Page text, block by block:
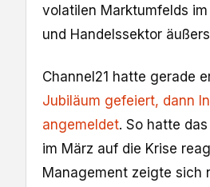
volatilen Marktumfelds
und Handelssektor
Channel21 hatte gerade
Jubiläum gefeiert, dann
angemeldet. So hatte das
im März auf die Krise
Management zeigte sich